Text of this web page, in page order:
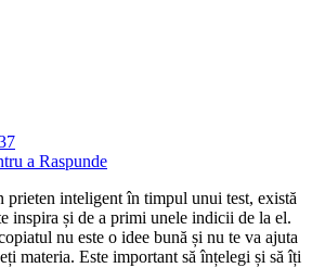
a Raspunde
prieten inteligent în timpul unui test, există
inspira și de a primi unele indicii de la el.
nu este o idee bună și nu te va ajuta
materia. Este important să înțelegi și să îți